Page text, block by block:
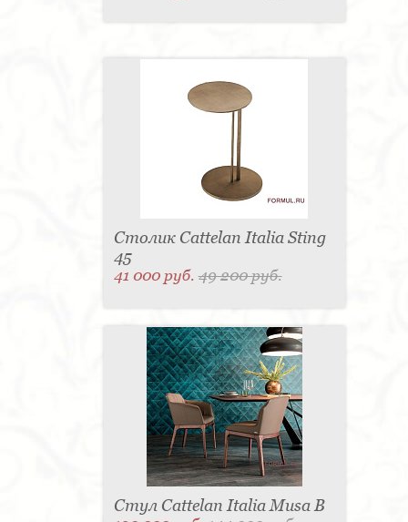
Столик Cattelan Italia Sting
45
41 000 руб.49 200 руб.
Стул Cattelan Italia Musa B